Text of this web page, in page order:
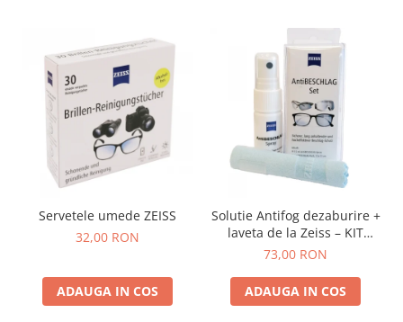
Servetele umede ZEISS
32,00 RON
ADAUGA IN COS
Solutie Antifog dezaburire +
laveta de la Zeiss – KIT
COMPLET
73,00 RON
ADAUGA IN COS